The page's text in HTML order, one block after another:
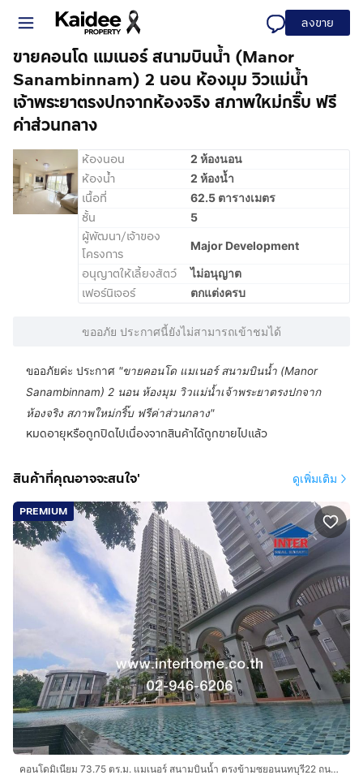
ลงขาย
ขายคอนโด แมเนอร์ สนามบินน้ำ (Manor
Sanambinnam) 2 นอน ห้องมุม วิวแม่น้ำ
เจ้าพระยาตรงปกจากห้องจริง สภาพใหม่กริ๊บ ฟรี
ค่าส่วนกลาง
ห้องนอน 2 ห้องนอน
ห้องน้ำ 2 ห้องน้ำ
เนื้อที่ 62.5 ตารางเมตร
ชั้น 5
ผู้พัฒนา/เจ้าของ
โครงการ
Major Development
อนุญาตให้เลี้ยงสัตว์ ไม่อนุญาต
เฟอร์นิเจอร์ ตกแต่งครบ
ขออภัย ประกาศนี้ยังไม่สามารถเข้าชมได้
ขออภัยค่ะ ประกาศ "ขายคอนโด แมเนอร์ สนามบินน้ำ (Manor
Sanambinnam) 2 นอน ห้องมุม วิวแม่น้ำเจ้าพระยาตรงปกจาก
ห้องจริง สภาพใหม่กริ๊บ ฟรีค่าส่วนกลาง"
หมดอายุหรือถูกปิดไปเนื่องจากสินค้าได้ถูกขายไปแล้ว
สินค้าที่คุณอาจจะสนใจ' ดูเพิ่มเติม
PREMIUM
คอนโดมิเนียม 73.75 ตร.ม. แมเนอร์ สนามบินน้ำ ตรงข้ามซยอนนทบุรี22 ถนนนนทบุรี ถนนรัตนาธิเบศร์ ถนนเลี่ยงเมืองนนทบุรี เมืองนนทบุรี นนทบุรี